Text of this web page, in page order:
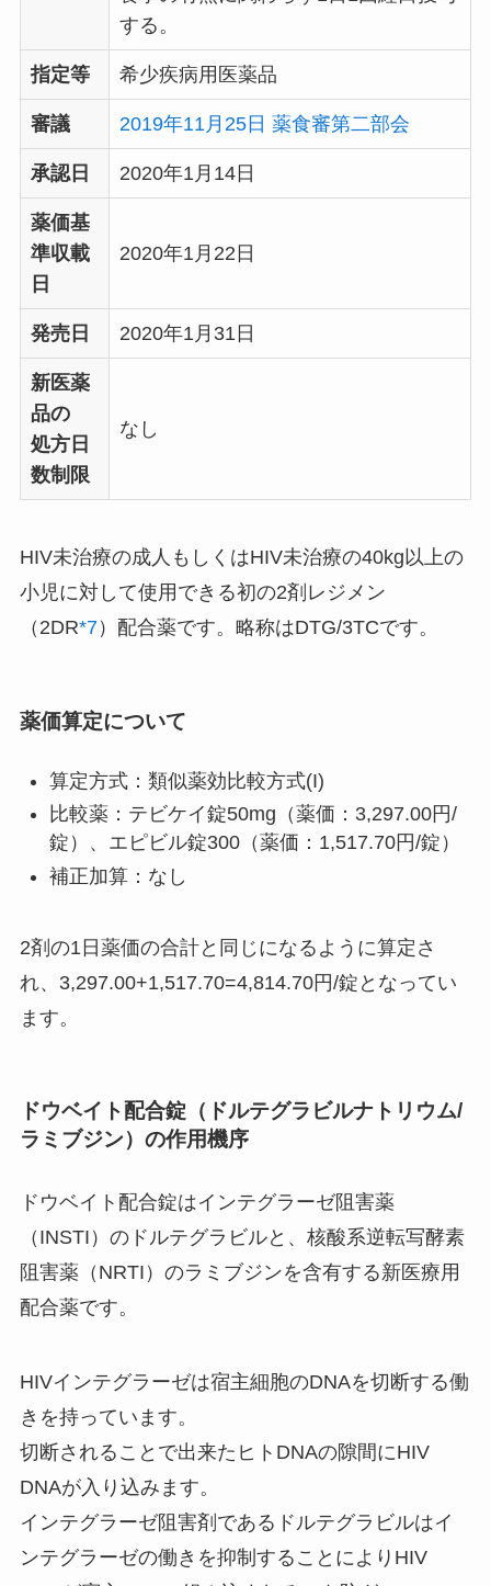
する。
指定等 希少疾病用医薬品
審議 2019年11月25日 薬食審第二部会
承認日 2020年1月14日
薬価基
準収載
日
2020年1月22日
発売日 2020年1月31日
新医薬
品の
処方日
数制限
なし
HIV未治療の成人もしくはHIV未治療の40kg以上の
小児に対して使用できる初の2剤レジメン
（2DR*7）配合薬です。略称はDTG/3TCです。
薬価算定について
算定方式：類似薬効比較方式(I)
比較薬：テビケイ錠50mg（薬価：3,297.00円/
錠）、エピビル錠300（薬価：1,517.70円/錠）
補正加算：なし
2剤の1日薬価の合計と同じになるように算定さ
れ、3,297.00+1,517.70=4,814.70円/錠となってい
ます。
ドウベイト配合錠（ドルテグラビルナトリウム/
ラミブジン）の作用機序
ドウベイト配合錠はインテグラーゼ阻害薬
（INSTI）のドルテグラビルと、核酸系逆転写酵素
阻害薬（NRTI）のラミブジンを含有する新医療用
配合薬です。
HIVインテグラーゼは宿主細胞のDNAを切断する働
きを持っています。
切断されることで出来たヒトDNAの隙間にHIV
DNAが入り込みます。
インテグラーゼ阻害剤であるドルテグラビルはイ
ンテグラーゼの働きを抑制することによりHIV